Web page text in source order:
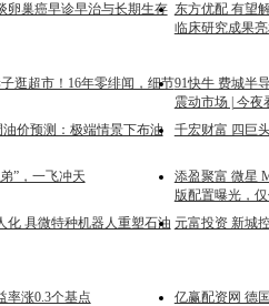
卵巢癌早诊早治与长期生存 东方优配 有望
临床研究成果
逛超市！16年零绯闻，细节91快牛 费城半
震动市场 | 今夜
价预测：极端情景下布油
千宏财富 四巨
”，一飞冲天
添盈聚富 微星
版配置曝光，
化 具微特种机器人重塑石油 元富投资 新城
率涨0.3个基点
亿赢配资网 德